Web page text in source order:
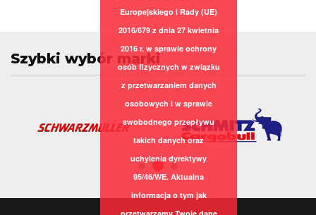
Szybki wybór marki
Europejskiego i Rady (UE)
2016/679 z dnia 27 kwietnia
2016 r. w sprawie ochrony
osób fizycznych w związku
z przetwarzaniem danych
osobowych i w sprawie
swobodnego przepływu
takich danych oraz
uchylenia dyrektywy
95/46/WE. Aktualna
informacja o tym jak